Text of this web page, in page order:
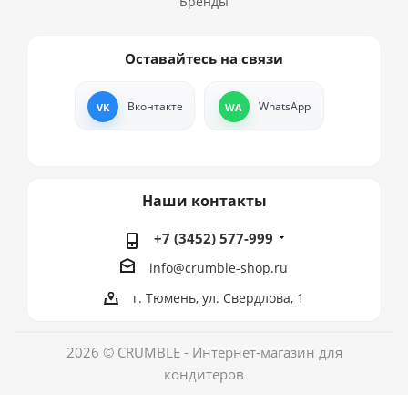
Оставайтесь на связи
Вконтакте WhatsApp
Наши контакты
+7 (3452) 577-999
info@crumble-shop.ru
г. Тюмень, ул. Свердлова, 1
2026 © CRUMBLE - Интернет-магазин для
кондитеров